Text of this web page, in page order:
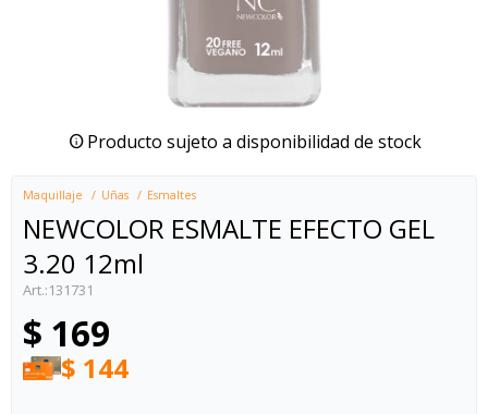
Producto sujeto a disponibilidad de stock
Maquillaje Uñas Esmaltes
NEWCOLOR ESMALTE EFECTO GEL
3.20 12ml
131731
$ 169
$ 144